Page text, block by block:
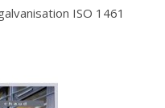
ISO 1461